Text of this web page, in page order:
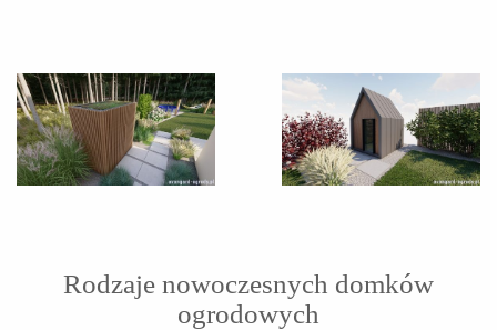
Rodzaje nowoczesnych domków
ogrodowych